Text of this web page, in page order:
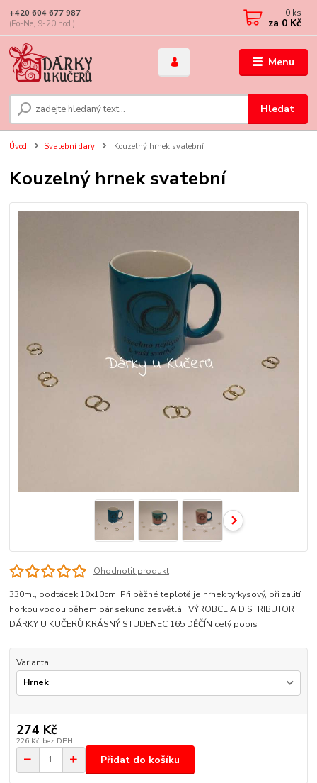
Menu
Hledat
+420 604 677 987
(Po-Ne, 9-20 hod.)
0 ks
za 0 Kč
Úvod Svatební dary Kouzelný hrnek svatební
Kouzelný hrnek svatební
Ohodnotit produkt
330ml, podtácek 10x10cm. Při běžné teplotě je hrnek tyrkysový, při zalití
horkou vodou během pár sekund zesvětlá. VÝROBCE A DISTRIBUTOR
DÁRKY U KUČERŮ KRÁSNÝ STUDENEC 165 DĚČÍN celý popis
Varianta
274 Kč
226 Kč bez DPH
Přidat do košíku